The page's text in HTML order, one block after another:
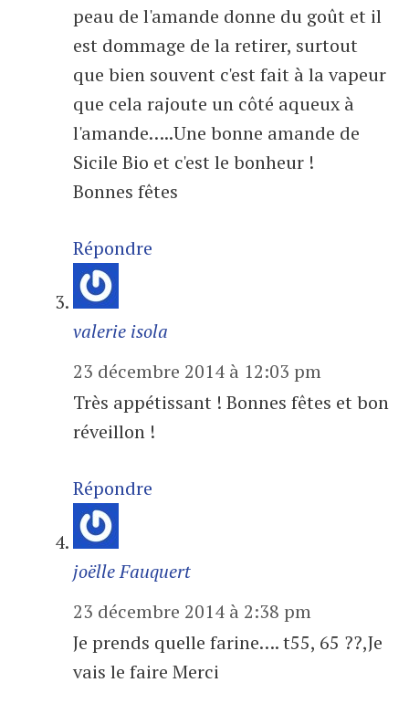
peau de l'amande donne du goût et il
est dommage de la retirer, surtout
que bien souvent c'est fait à la vapeur
que cela rajoute un côté aqueux à
l'amande…..Une bonne amande de
Sicile Bio et c'est le bonheur !
Bonnes fêtes
Répondre
valerie isola
23 décembre 2014 à 12:03 pm
Très appétissant ! Bonnes fêtes et bon
réveillon !
Répondre
joëlle Fauquert
23 décembre 2014 à 2:38 pm
Je prends quelle farine…. t55, 65 ??,Je
vais le faire Merci